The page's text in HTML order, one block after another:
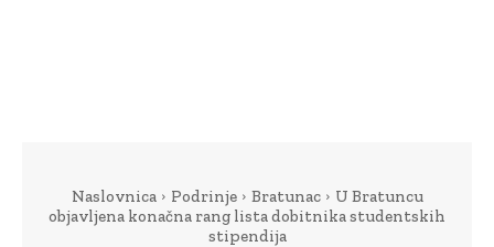
Naslovnica Podrinje Bratunac
U Bratuncu
objavljena konačna rang lista dobitnika studentskih
stipendija